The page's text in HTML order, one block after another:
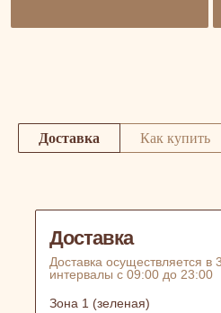
Доставка Как купить
Зона 1 (зеленая)
Доставка осуществляется в
интервалы с 09:00 до 23:00
Доставка